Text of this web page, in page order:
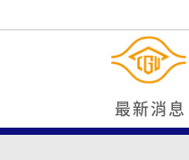
最新消息